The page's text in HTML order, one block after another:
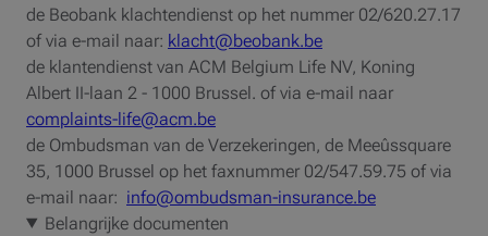
de Beobank klachtendienst op het nummer 02/620.27.17
of via e-mail naar: klacht@beobank.be
de klantendienst van ACM Belgium Life NV, Koning
Albert II-laan 2 - 1000 Brussel. of via e-mail naar
complaints-life@acm.be
de Ombudsman van de Verzekeringen, de Meeûssquare
35, 1000 Brussel op het faxnummer 02/547.59.75 of via
e-mail naar: info@ombudsman-insurance.be
Belangrijke documenten